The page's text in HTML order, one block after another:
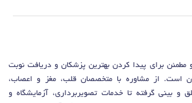
مطمئن برای پیدا کردن بهترین پزشکان و دریافت نوبت
است. از مشاوره با متخصصان قلب، مغز و اعصاب،
بینی گرفته تا خدمات تصویربرداری، آزمایشگاه و